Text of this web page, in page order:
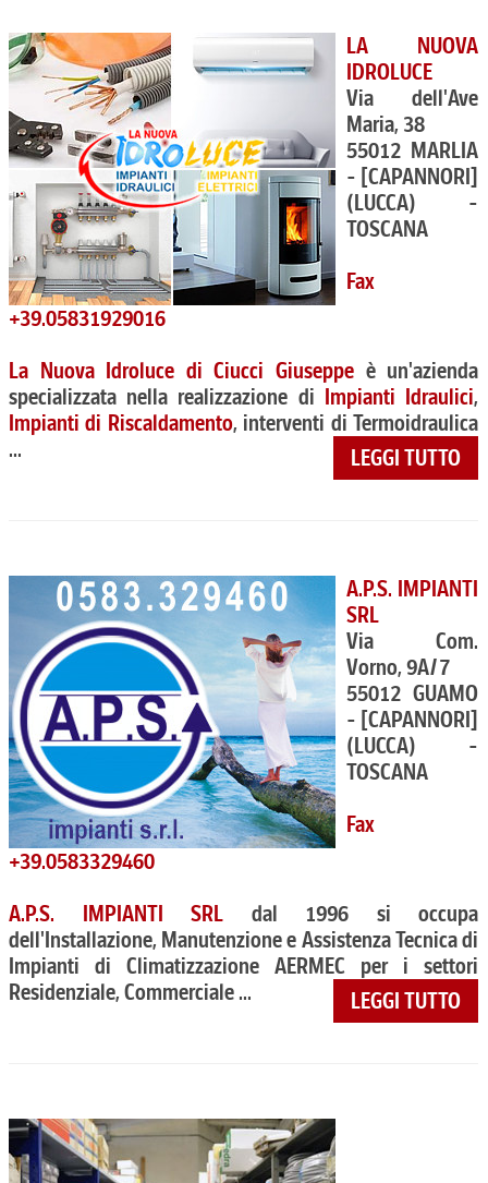
LA NUOVA
IDROLUCE
Via dell'Ave
Maria, 38
55012 MARLIA
- [CAPANNORI]
(LUCCA) -
TOSCANA
Fax
+39.05831929016
La Nuova Idroluce di Ciucci Giuseppe è un'azienda
specializzata nella realizzazione di Impianti Idraulici,
Impianti di Riscaldamento, interventi di Termoidraulica
...
LEGGI TUTTO
A.P.S. IMPIANTI
SRL
Via Com.
Vorno, 9A/7
55012 GUAMO
- [CAPANNORI]
(LUCCA) -
TOSCANA
Fax
+39.0583329460
A.P.S. IMPIANTI SRL dal 1996 si occupa
dell'Installazione, Manutenzione e Assistenza Tecnica di
Impianti di Climatizzazione AERMEC per i settori
Residenziale, Commerciale ...
LEGGI TUTTO